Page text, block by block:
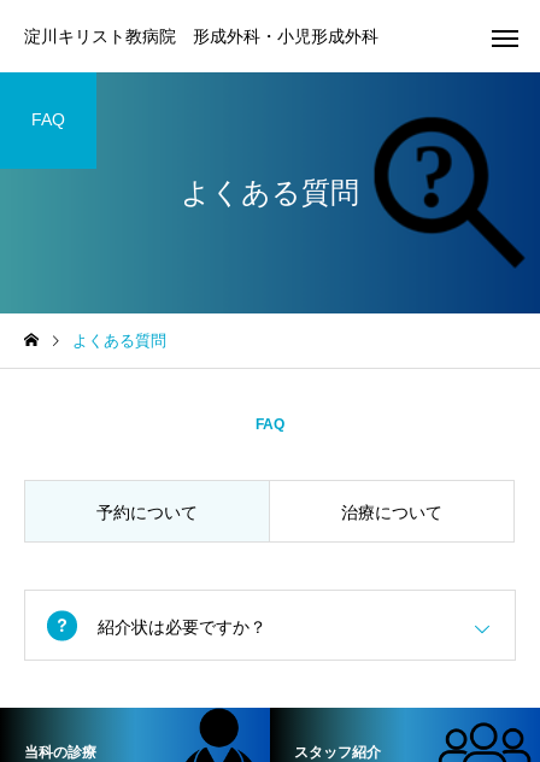
淀川キリスト教病院 形成外科・小児形成外科
開咬（顎変形症）の両顎手
鼻翼幅の広い両側唇裂
よくある質問
FAQ
よくある質問
FAQ
予約について 治療について
紹介状は必要ですか？
当科の診療 スタッフ紹介